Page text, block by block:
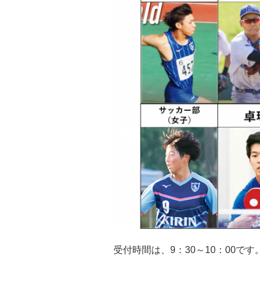
受付時間は、9：30～10：00です。